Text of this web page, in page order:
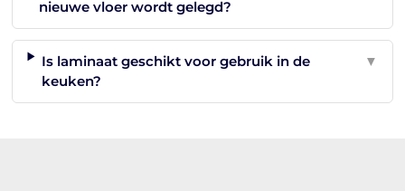
nieuwe vloer wordt gelegd?
Is laminaat geschikt voor gebruik in de
keuken?
▼